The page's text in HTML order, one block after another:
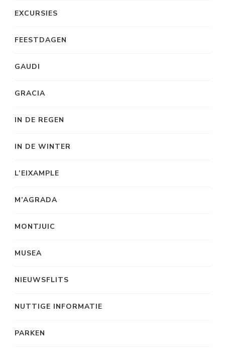
EXCURSIES
FEESTDAGEN
GAUDI
GRACIA
IN DE REGEN
IN DE WINTER
L’EIXAMPLE
M’AGRADA
MONTJUIC
MUSEA
NIEUWSFLITS
NUTTIGE INFORMATIE
PARKEN